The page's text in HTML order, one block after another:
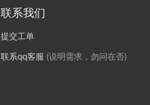
联系我们
提交工单
联系qq客服 (说明需求，勿问在否)